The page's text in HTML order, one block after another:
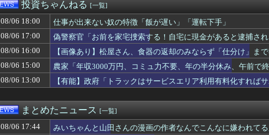
「高市総理には愛想尽かした」コメ余りに農家が悲鳴 売値は生産原価の半
【酒】「ビールと水を交互に飲まないと倒れるグラス」発売 適正飲酒を施す
高市首、自民党内で「独裁だ」と批判され始める
公園で集団礼拝は「違和感」があるから認めない？３０年続くモスクの祭
【朗報】俺たちのラ・ムー､やっぱり安い！
「中国への侵略戦争に突入するための戦争式典だ」 パヨクが広島の平和記
【悲報】蓮舫さん、官邸の被災地訪問広報動画に「ありえない！作成費用は
【朗報】秋田にアラブが2兆円の投資決定
角栓ニュルッ、歯茎グラグラ… 「気持ち悪いネット広告」への苦情が急増
世間「大変だ！AI化で中間層が失業して介護とか運送の仕事するしか無くな
海外の刑務所に収監されている韓国人急増、1,325人（詐偽が4分の1） 日
白丁が両班の姓を真似したからだろ 〜 【なぜ韓国にはキム姓が多いのか
投資ちゃんねる [一覧]
08/06 18:00
仕事が出来ない奴の特徴「飯が遅い」「運転下手」
08/06 17:00
偽警察官「お前を家宅捜索する！自宅に現金があると逮捕さ
08/06 16:00
【画像あり】松屋さん、食器の返却のみならず「仕分け」ま
08/06 15:00
農家「年収3000万円、コミュ力不要、年の半分休み、午前で
08/06 13:00
【有能】政府「トラックはサービスエリア利用有料化すれば
まとめたニュース [一覧]
08/06 17:44
みいちゃんと山田さんの漫画の作者なんでこんなに嫌われて